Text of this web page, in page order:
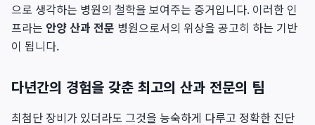
으로 생각하는 병원의 철학을 보여주는 증거입니다. 이러한 인
프라는 안양 산과 전문 병원으로서의 위상을 공고히 하는 기반
이 됩니다.
다년간의 경험을 갖춘 최고의 산과 전문의 팀
최첨단 장비가 있더라도 그것을 능숙하게 다루고 정확한 진단